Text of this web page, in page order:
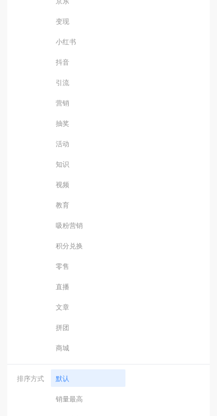
变现
小红书
抖音
引流
营销
抽奖
活动
知识
视频
教育
吸粉营销
积分兑换
零售
直播
文章
拼团
商城
排序方式 默认
销量最高